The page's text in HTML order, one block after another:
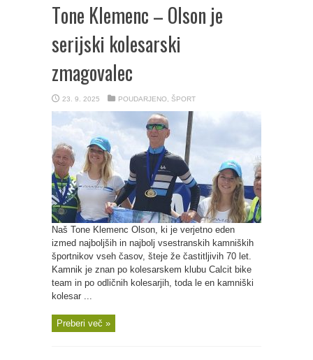
Tone Klemenc – Olson je
serijski kolesarski
zmagovalec
23. 9. 2025 POUDARJENO ŠPORT
Naš Tone Klemenc Olson, ki je verjetno eden
izmed najboljših in najbolj vsestranskih kamniških
športnikov vseh časov, šteje že častitljivih 70 let.
Kamnik je znan po kolesarskem klubu Calcit bike
team in po odličnih kolesarjih, toda le en kamniški
kolesar ...
Preberi več »